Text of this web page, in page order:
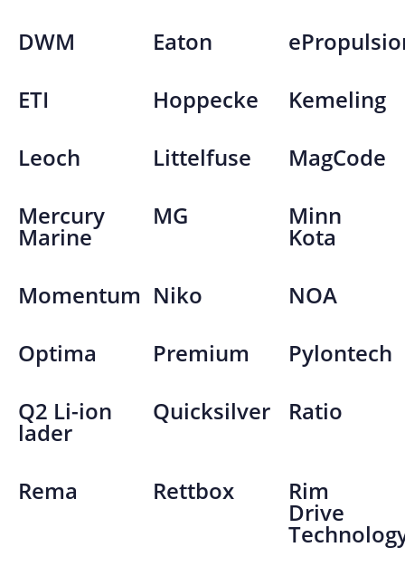
DWM
Eaton
ETI
Hoppecke
Kemeling
Leoch
Littelfuse
MagCode
Mercury
Marine
MG Minn
Kota
Momentum Niko
NOA
Optima
Premium
Pylontech
Q2 Li-ion
lader
Quicksilver Ratio
Rema Rettbox Rim
Drive